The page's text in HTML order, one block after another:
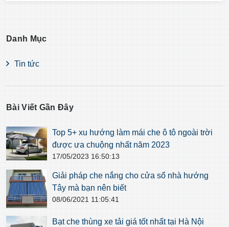
Danh Mục
Tin tức
Bài Viết Gần Đây
Top 5+ xu hướng làm mái che ô tô ngoài trời
được ưa chuộng nhất năm 2023
17/05/2023 16:50:13
Giải pháp che nắng cho cửa sổ nhà hướng
Tây mà bạn nên biết
08/06/2021 11:05:41
Bạt che thùng xe tải giá tốt nhất tại Hà Nội